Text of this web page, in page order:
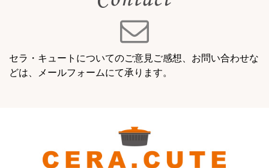
セラ・キュートについてのご意見ご感想、お問い合わせな
どは、メールフォームにて承ります。